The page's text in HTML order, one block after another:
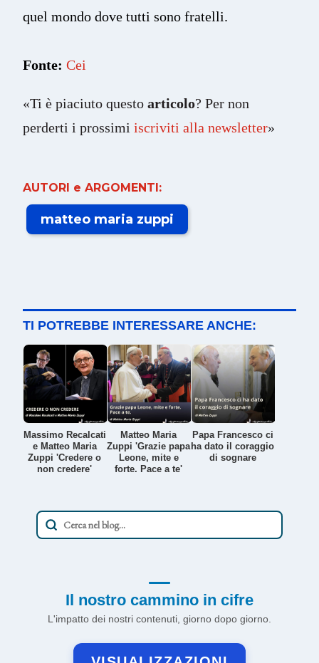
quel mondo dove tutti sono fratelli.
Fonte: Cei
«Ti è piaciuto questo articolo? Per non
perderti i prossimi iscriviti alla newsletter»
AUTORI e ARGOMENTI:
matteo maria zuppi
TI POTREBBE INTERESSARE ANCHE:
Massimo Recalcati
e Matteo Maria
Zuppi 'Credere o
non credere'
Matteo Maria
Zuppi 'Grazie papa
Leone, mite e
forte. Pace a te'
Papa Francesco ci
ha dato il coraggio
di sognare
Il nostro cammino in cifre
L'impatto dei nostri contenuti, giorno dopo giorno.